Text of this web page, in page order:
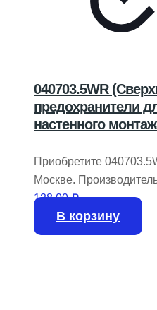
040703.5WR
предохранители
настенного
Приобретите
Москве.
LITTELFUSE. В
5850 штук.
128,00₽
В корзину